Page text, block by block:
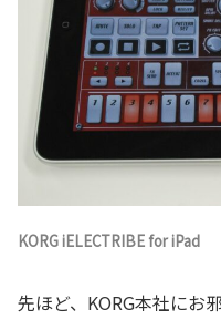
KORG iELECTRIBE for iPad
先ほど、KORG本社にお